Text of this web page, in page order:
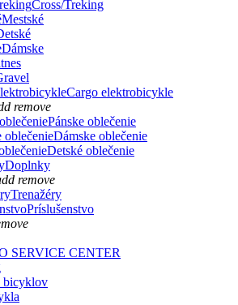
Cross/Treking
Mestské
Dámske
Cargo elektrobicykle
remove
Pánske oblečenie
Dámske oblečenie
Detské oblečenie
Doplnky
remove
Trenažéry
Príslušenstvo
SERVICE CENTER
bicyklov